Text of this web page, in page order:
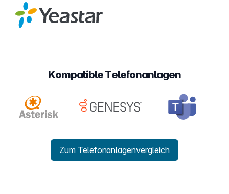
Kompatible Telefonanlagen
Zum Telefonanlagenvergleich